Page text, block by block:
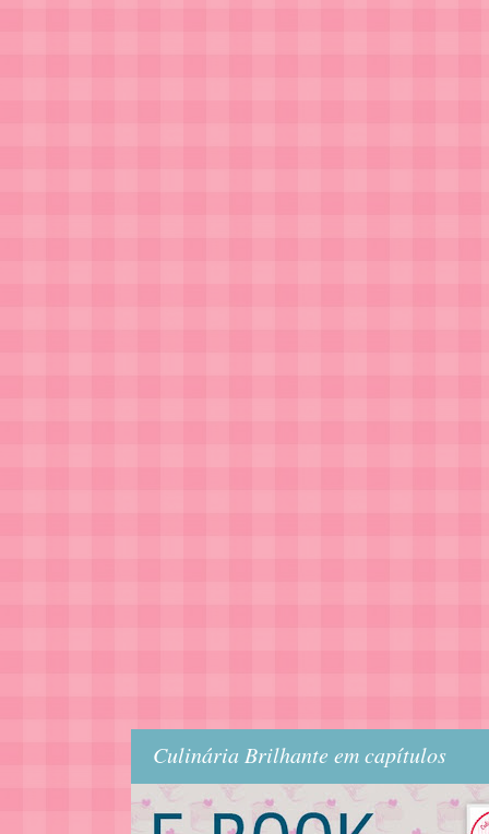
Culinária Brilhante em capítulos